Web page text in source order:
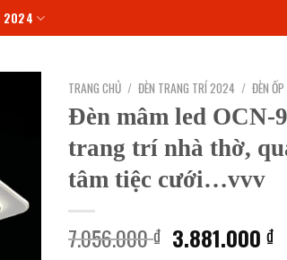
2024
TRANG CHỦ / ĐÈN TRANG TRÍ 2024 / ĐÈN
Đèn mâm led OCN-
trang trí nhà thờ,
tâm tiệc cưới…vvv
7.056.000₫ Giá
3.881.000₫Giá